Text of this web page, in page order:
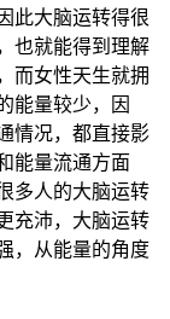
此大脑运转得很
也就能得到理解
而女性天生就拥
能量较少，因
情况，都直接影
能量流通方面
多人的大脑运转
充沛，大脑运转
，从能量的角度